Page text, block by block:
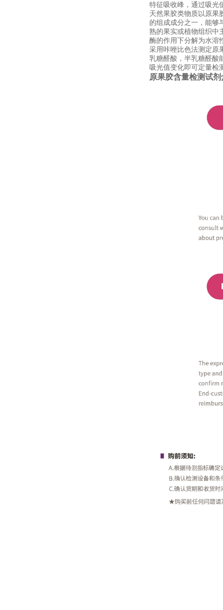
特征吸收峰，通过吸光
天然果胶类物质以原果
的组成成分之一，能够
熟的果实或植物组织中
酶的作用下分解为水溶
采用咔唑比色法测定原
乳糖醛酸，半乳糖醛酸
吸光值变化即可定量检
原果胶含量检测试剂